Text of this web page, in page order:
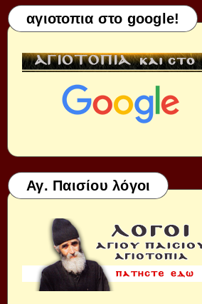
αγιοτοπια στο google!
Αγ. Παισίου λόγοι